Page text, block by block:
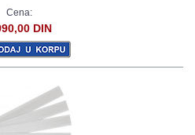
Cena:
DIN